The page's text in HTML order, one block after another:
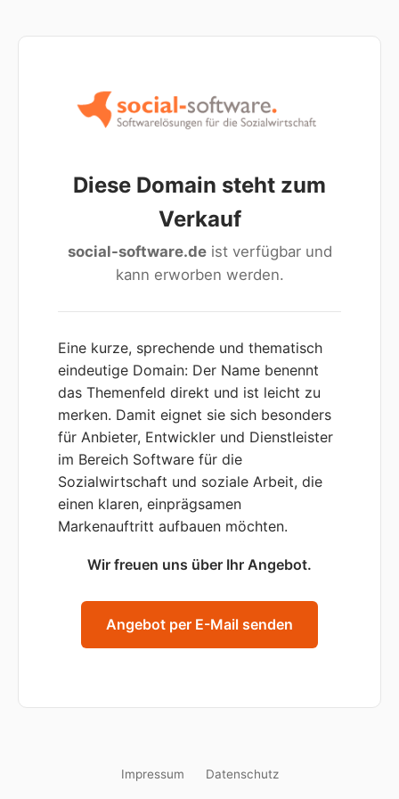
Diese Domain steht zum
Verkauf
social-software.deist verfügbar und
kann erworben werden.
Eine kurze, sprechende und thematisch
eindeutige Domain: Der Name benennt
das Themenfeld direkt und ist leicht zu
merken. Damit eignet sie sich besonders
für Anbieter, Entwickler und Dienstleister
im Bereich Software für die
Sozialwirtschaft und soziale Arbeit, die
einen klaren, einprägsamen
Markenauftritt aufbauen möchten.
Wir freuen uns über Ihr Angebot.
Angebot per E-Mail senden
Impressum Datenschutz